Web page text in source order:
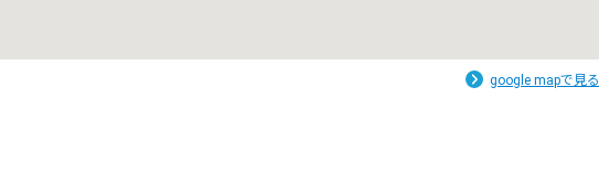
google mapで見る